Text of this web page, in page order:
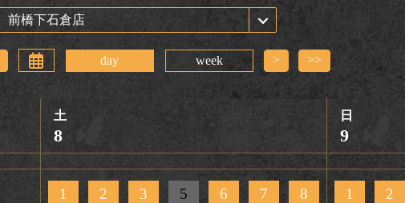
day week > >>
土
8
日
9
1 2 3 5 6 7 8 1 2